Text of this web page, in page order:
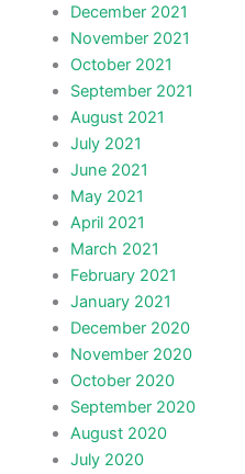
December 2021
November 2021
October 2021
September 2021
August 2021
July 2021
June 2021
May 2021
April 2021
March 2021
February 2021
January 2021
December 2020
November 2020
October 2020
September 2020
August 2020
July 2020